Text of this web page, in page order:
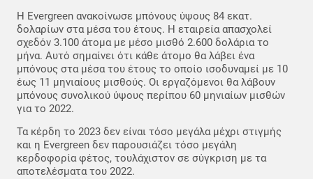
Η Evergreen ανακοίνωσε μπόνους ύψους 84 εκατ.
δολαρίων στα μέσα του έτους. Η εταιρεία απασχολεί
σχεδόν 3.100 άτομα με μέσο μισθό 2.600 δολάρια το
μήνα. Αυτό σημαίνει ότι κάθε άτομο θα λάβει ένα
μπόνους στα μέσα του έτους το οποίο ισοδυναμεί με 10
έως 11 μηνιαίους μισθούς. Οι εργαζόμενοι θα λάβουν
μπόνους συνολικού ύψους περίπου 60 μηνιαίων μισθών
για το 2022.
Τα κέρδη το 2023 δεν είναι τόσο μεγάλα μέχρι στιγμής
και η Evergreen δεν παρουσιάζει τόσο μεγάλη
κερδοφορία φέτος, τουλάχιστον σε σύγκριση με τα
αποτελέσματα του 2022.